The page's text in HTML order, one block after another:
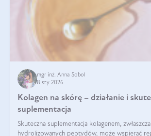
mgr inż. Anna Sobol
8 sty 2026
Kolagen na skórę – działanie i
suplementacja
Skuteczna suplementacja kolagenem,
hydrolizowanych peptydów, może wspierać